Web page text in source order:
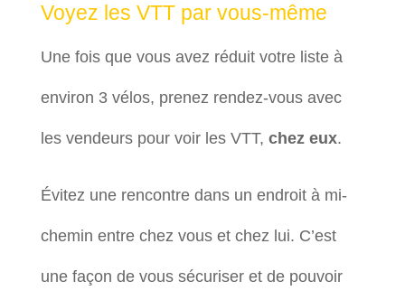
Voyez les VTT par vous-même
Une fois que vous avez réduit votre liste à
environ 3 vélos, prenez rendez-vous avec
les vendeurs pour voir les VTT, chez eux.
Évitez une rencontre dans un endroit à mi-
chemin entre chez vous et chez lui. C’est
une façon de vous sécuriser et de pouvoir